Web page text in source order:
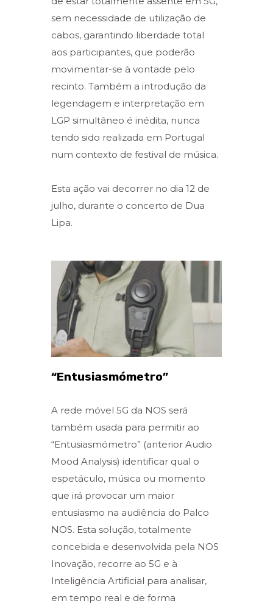
sem necessidade de utilização de
cabos, garantindo liberdade total
aos participantes, que poderão
movimentar-se à vontade pelo
recinto. Também a introdução da
legendagem e interpretação em
LGP simultâneo é inédita, nunca
tendo sido realizada em Portugal
num contexto de festival de música.
Esta ação vai decorrer no dia 12 de
julho, durante o concerto de Dua
Lipa.
“Entusiasmómetro”
A rede móvel 5G da NOS será
também usada para permitir ao
“Entusiasmómetro” (anterior Audio
Mood Analysis) identificar qual o
espetáculo, música ou momento
que irá provocar um maior
entusiasmo na audiência do Palco
NOS. Esta solução, totalmente
concebida e desenvolvida pela NOS
Inovação, recorre ao 5G e à
Inteligência Artificial para analisar,
em tempo real e de forma